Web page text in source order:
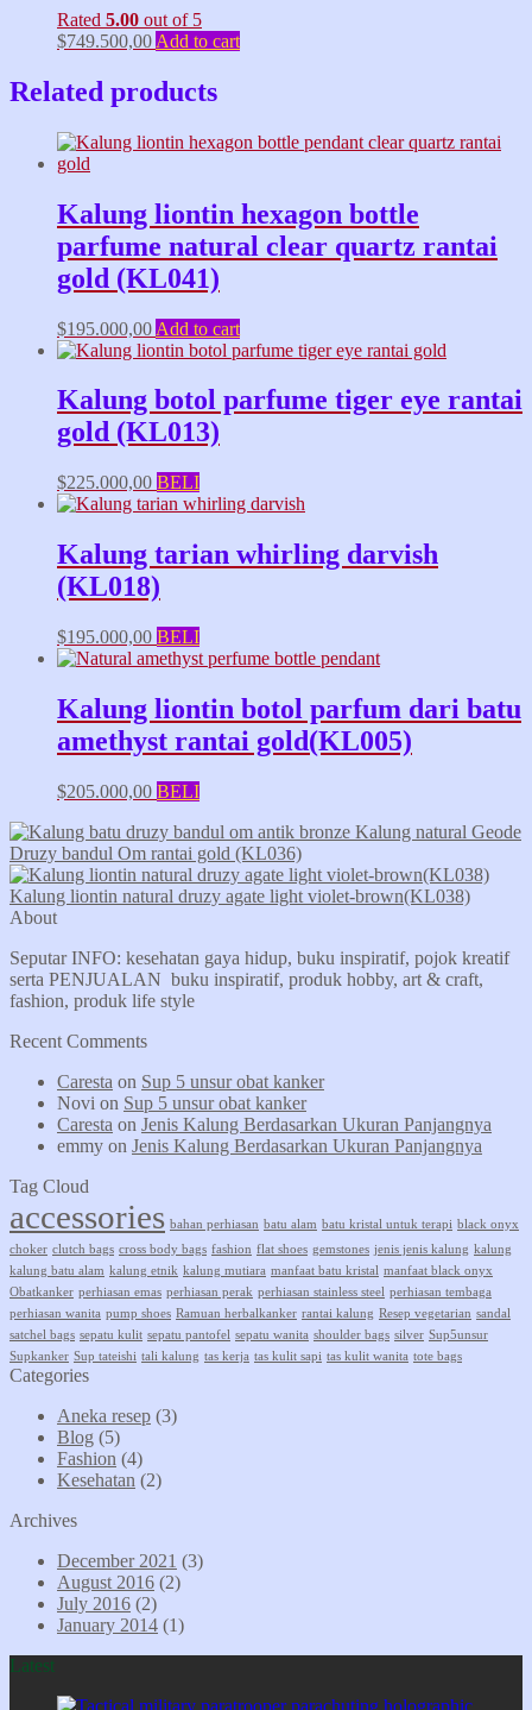
Rated 5.00 out of 5
$749.500,00 Add to cart
Related products
Kalung liontin hexagon bottle
parfume natural clear quartz rantai
gold (KL041)
$195.000,00 Add to cart
Kalung botol parfume tiger eye rantai
gold (KL013)
$225.000,00 BELI
Kalung tarian whirling darvish
(KL018)
$195.000,00 BELI
Kalung liontin botol parfum dari batu
amethyst rantai gold(KL005)
$205.000,00 BELI
Kalung natural Geode
Druzy bandul Om rantai gold (KL036)
Kalung liontin natural druzy agate light violet-brown(KL038)
About
Seputar INFO: kesehatan gaya hidup, buku inspiratif, pojok kreatif
serta PENJUALAN buku inspiratif, produk hobby, art & craft,
fashion, produk life style
Recent Comments
Caresta on Sup 5 unsur obat kanker
Novi on Sup 5 unsur obat kanker
Caresta on Jenis Kalung Berdasarkan Ukuran Panjangnya
emmy on Jenis Kalung Berdasarkan Ukuran Panjangnya
Tag Cloud
accessories bahan perhiasan batu alam batu kristal untuk terapi black onyx
choker clutch bags cross body bags fashion flat shoes gemstones jenis jenis kalung kalung
kalung batu alam kalung etnik kalung mutiara manfaat batu kristal manfaat black onyx
Obatkanker perhiasan emas perhiasan perak perhiasan stainless steel perhiasan tembaga
perhiasan wanita pump shoes Ramuan herbalkanker rantai kalung Resep vegetarian sandal
satchel bags sepatu kulit sepatu pantofel sepatu wanita shoulder bags silver Sup5unsur
Supkanker Sup tateishi tali kalung tas kerja tas kulit sapi tas kulit wanita tote bags
Categories
Aneka resep (3)
Blog (5)
Fashion (4)
Kesehatan (2)
Archives
December 2021 (3)
August 2016 (2)
July 2016 (2)
January 2014 (1)
Latest